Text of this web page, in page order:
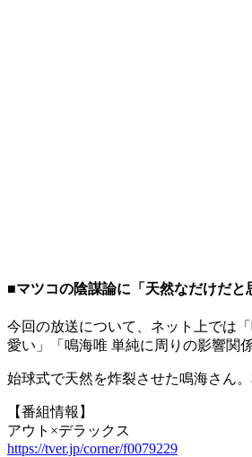
■マツコの陰謀論に「天然なだけだと
今回の放送について、ネット上では
愛い」「鳴海唯 単純に周りの影響関
始球式で天然を炸裂させた鳴海さん
【番組情報】
アウト×デラックス
https://tver.jp/corner/f0079229